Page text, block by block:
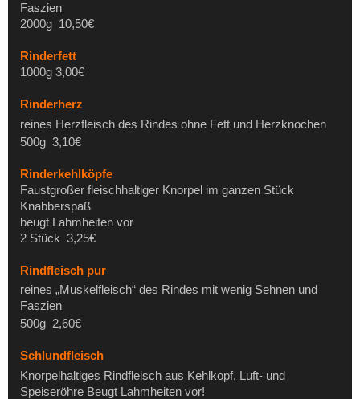
Faszien
2000g 10,50€
Rinderfett
1000g 3,00€
Rinderherz
reines Herzfleisch des Rindes ohne Fett und Herzknochen
500g 3,10€
Rinderkehlköpfe
Faustgroßer fleischhaltiger Knorpel im ganzen Stück
Knabberspaß
beugt Lahmheiten vor
2 Stück 3,25€
Rindfleisch pur
reines „Muskelfleisch“ des Rindes mit wenig Sehnen und
Faszien
500g 2,60€
Schlundfleisch
Knorpelhaltiges Rindfleisch aus Kehlkopf, Luft- und
Speiseröhre Beugt Lahmheiten vor!